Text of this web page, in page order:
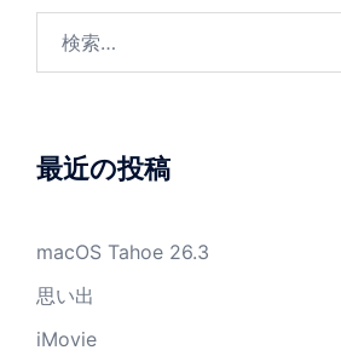
最近の投稿
macOS Tahoe 26.3
思い出
iMovie